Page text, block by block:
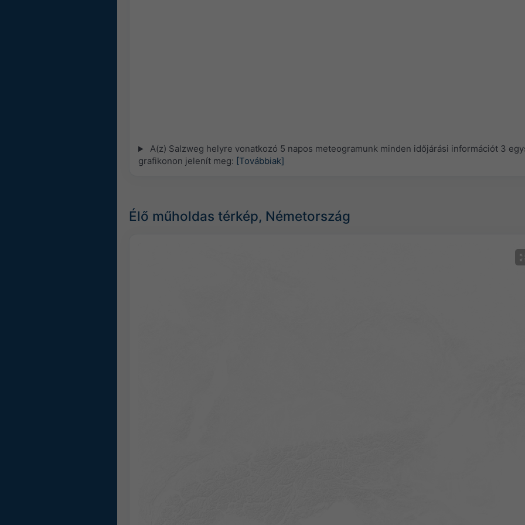
A(z) Salzweg helyre vonatkozó 5 napos meteogramunk minden időjárási információt 3
grafikonon jelenít meg: [Továbbiak]
Élő műholdas térkép, Németország